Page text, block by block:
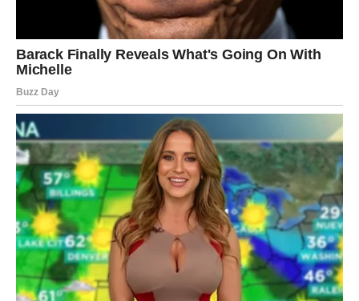
KARTA BROJ 3
Ako si izabrao/la treću cigansku kartu, tebe očekuje
period ogromne sreće i neočekivanih preokreta. Ova
karta nosi veoma jaku energiju sudbine i pokazuje da se
nešto veliko sprema u tvom životu.
U narednim danima moguće je ostvarenje jedne želje o